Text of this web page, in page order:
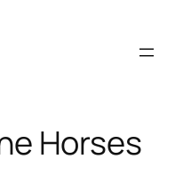
Horses